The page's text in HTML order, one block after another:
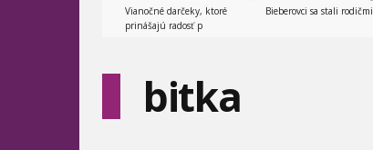
Vianočné darčeky, ktoré
prinášajú radosť p
Bieberovci sa stali rodičmi
bitka